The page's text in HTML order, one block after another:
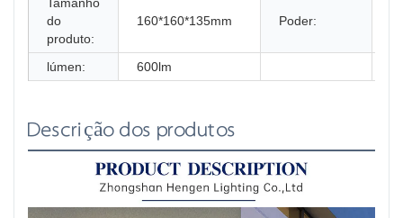
Tamanho
do
produto:
160*160*135mm Poder:
lúmen: 600lm
Descrição dos produtos